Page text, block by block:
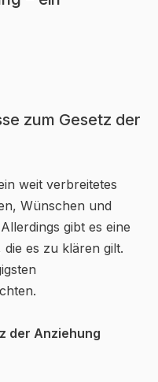
zum Gesetz der
weit verbreitetes
Wünschen und
gibt es eine
die es zu klären gilt.
der Anziehung